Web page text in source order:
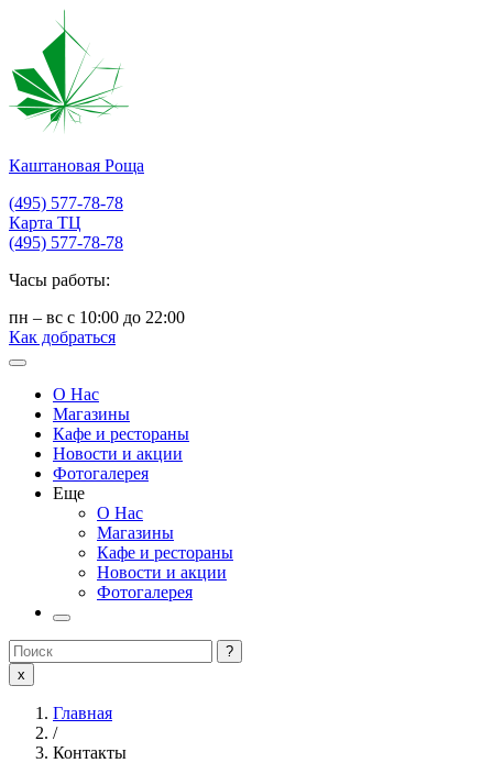
Каштановая Роща
(495) 577-78-78
Карта ТЦ
(495) 577-78-78
Часы работы:
пн – вс с 10:00 до 22:00
Как добраться
О Нас
Магазины
Кафе и рестораны
Новости и акции
Фотогалерея
Еще
О Нас
Магазины
Кафе и рестораны
Новости и акции
Фотогалерея
?
x
Главная
/
Контакты